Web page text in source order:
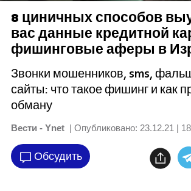
8 циничных способов
вас данные кредитной
фишинговые аферы в
Звонки мошенников, sms,
сайты: что такое фишинг и как
обману
Вести - Ynet | Опубликовано: 23.12.21 |
Обсудить